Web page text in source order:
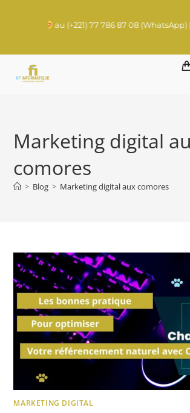
au (+221) 77 786 87 08 (WhatsApp) |
Marketing digital
comores
> Blog > Marketing digital aux comores
MARKETING DIGITAL